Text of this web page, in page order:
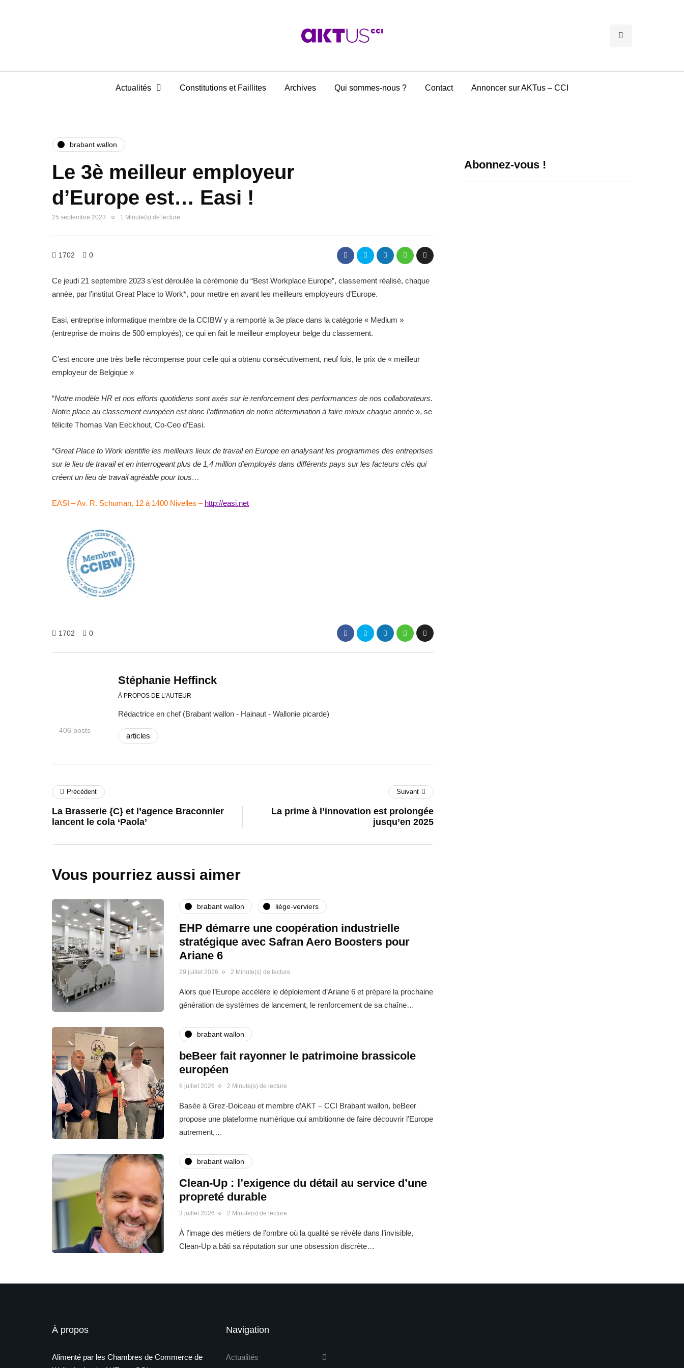
Actualités Constitutions et Faillites Archives Qui sommes-nous ? Contact Annoncer sur AKTus – CCI
brabant wallon
Le 3è meilleur employeur
d’Europe est… Easi !
25 septembre 2023 1 Minute(s) de lecture
1702 0
Ce jeudi 21 septembre 2023 s’est déroulée la cérémonie du “Best Workplace Europe”, classement réalisé, chaque
année, par l’institut Great Place to Work*, pour mettre en avant les meilleurs employeurs d’Europe.
Easi, entreprise informatique membre de la CCIBW y a remporté la 3e place dans la catégorie « Medium »
(entreprise de moins de 500 employés), ce qui en fait le meilleur employeur belge du classement.
C’est encore une très belle récompense pour celle qui a obtenu consécutivement, neuf fois, le prix de « meilleur
employeur de Belgique »
“Notre modèle HR et nos efforts quotidiens sont axés sur le renforcement des performances de nos collaborateurs.
Notre place au classement européen est donc l’affirmation de notre détermination à faire mieux chaque année », se
félicite Thomas Van Eeckhout, Co-Ceo d’Easi.
*Great Place to Work identifie les meilleurs lieux de travail en Europe en analysant les programmes des entreprises
sur le lieu de travail et en interrogeant plus de 1,4 million d’employés dans différents pays sur les facteurs clés qui
créent un lieu de travail agréable pour tous…
EASI – Av. R. Schuman, 12 à 1400 Nivelles – http://easi.net
1702 0
Abonnez-vous !
406 posts
Stéphanie Heffinck
À PROPOS DE L’AUTEUR
Rédactrice en chef (Brabant wallon - Hainaut - Wallonie picarde)
articles
Précédent
La Brasserie {C} et l’agence Braconnier
lancent le cola ‘Paola’
Suivant
La prime à l’innovation est prolongée
jusqu’en 2025
Vous pourriez aussi aimer
brabant wallon liège-verviers
EHP démarre une coopération industrielle
stratégique avec Safran Aero Boosters pour
Ariane 6
29 juillet 2026 2 Minute(s) de lecture
Alors que l’Europe accélère le déploiement d’Ariane 6 et prépare la prochaine
génération de systèmes de lancement, le renforcement de sa chaîne…
brabant wallon
beBeer fait rayonner le patrimoine brassicole
européen
6 juillet 2026 2 Minute(s) de lecture
Basée à Grez-Doiceau et membre d’AKT – CCI Brabant wallon, beBeer
propose une plateforme numérique qui ambitionne de faire découvrir l’Europe
autrement,…
brabant wallon
Clean-Up : l’exigence du détail au service d’une
propreté durable
3 juillet 2026 2 Minute(s) de lecture
À l’image des métiers de l’ombre où la qualité se révèle dans l’invisible,
Clean-Up a bâti sa réputation sur une obsession discrète…
À propos
Alimenté par les Chambres de Commerce de
Navigation
Actualités